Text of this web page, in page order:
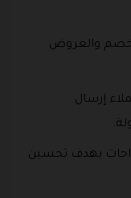
والعروض
إرسال
بهدف تحسين